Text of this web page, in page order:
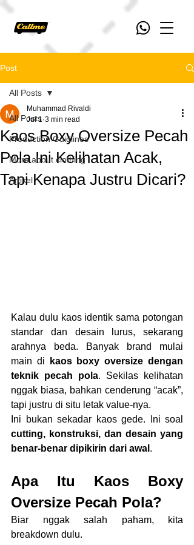
Post
All Posts
Production Guidlines
More about clothing
Artikel
All Posts
Kaos Boxy Oversize Pecah
Pola Ini Kelihatan Acak,
Tapi Kenapa Justru Dicari?
Muhammad Rivaldi
Jul 1 3 min read
Kalau dulu kaos identik sama potongan
standar dan desain lurus, sekarang
arahnya beda. Banyak brand mulai
main di
kaos boxy oversize dengan
teknik pecah pola. Sekilas kelihatan
nggak biasa, bahkan cenderung “acak”,
tapi justru di situ letak value-nya.
cutting, konstruksi, dan desain yang
benar-benar dipikirin dari awal .
Apa Itu Kaos Boxy
Oversize Pecah Pola?
Biar nggak salah paham, kita
breakdown dulu.